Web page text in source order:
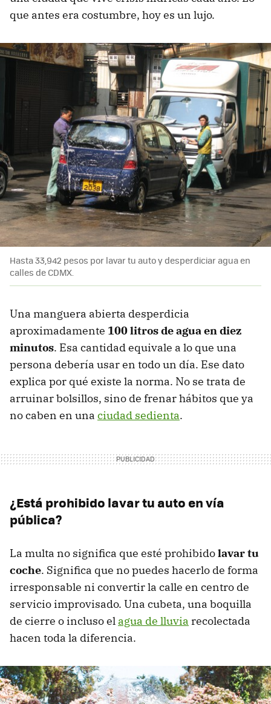
que antes era costumbre, hoy es un lujo.
Hasta 33,942 pesos por lavar tu auto y desperdiciar agua en
calles de CDMX.
Una manguera abierta desperdicia
aproximadamente 100 litros de agua en diez
minutos. Esa cantidad equivale a lo que una
persona debería usar en todo un día. Ese dato
explica por qué existe la norma. No se trata de
arruinar bolsillos, sino de frenar hábitos que ya
no caben en una ciudad sedienta.
¿Está prohibido lavar tu auto en vía
pública?
La multa no significa que esté prohibidolavar tu
coche. Significa que no puedes hacerlo de forma
irresponsable ni convertir la calle en centro de
servicio improvisado. Una cubeta, una boquilla
de cierre o incluso el agua de lluvia recolectada
hacen toda la diferencia.